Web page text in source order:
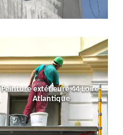
Peinture extérieure 44 Loire-
Atlantique